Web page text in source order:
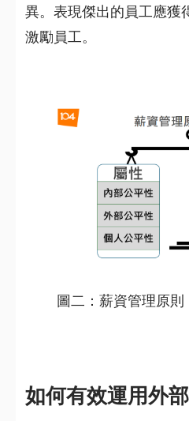
異。表現傑出的員工應獲
激勵員工。
圖二：薪資管理原則
如何有效運用外